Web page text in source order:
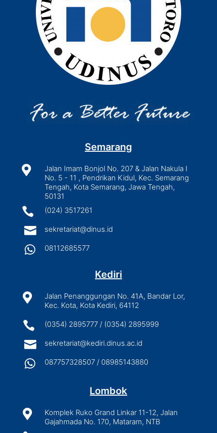
Semarang

Jalan Imam Bonjol No. 207 & Jalan Nakula I
No. 5 - 11 , Pendrikan Kidul, Kec. Semarang
Tengah, Kota Semarang, Jawa Tengah,
50131
 (024) 3517261
 sekretariat@dinus.id
 08112685577
Kediri

Jalan Penanggungan No. 41A, Bandar Lor,
Kec. Kota, Kota Kediri, 64112
 (0354) 2895777 / (0354) 2895999
 sekretariat@kediri.dinus.ac.id
 087757328507 / 08985143880
Lombok

Komplek Ruko Grand Linkar 11-12, Jalan
Gajahmada No. 170, Mataram, NTB